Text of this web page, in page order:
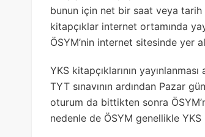
bunun için net bir saat veya tarih
kitapçıklar internet ortamında
ÖSYM’nin internet sitesinde yer
YKS kitapçıklarının
TYT sınavının ardından Pazar
oturum da bittikten sonra
nedenle de ÖSYM genellikle